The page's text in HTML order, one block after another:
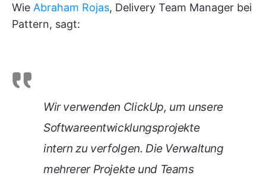
Wie Abraham Rojas, Delivery Team Manager bei
Pattern, sagt:
Wir verwenden ClickUp, um unsere
Softwareentwicklungsprojekte
intern zu verfolgen. Die Verwaltung
mehrerer Projekte und Teams